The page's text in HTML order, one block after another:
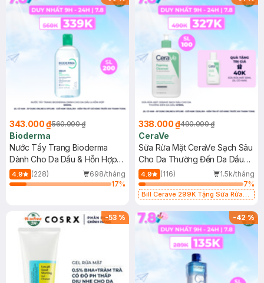
343.000 ₫560.000 ₫
Bioderma
Nước Tẩy Trang Bioderma
Dành Cho Da Dầu & Hỗn Hợp
500ml
4.9 (228)
698/tháng
17%
338.000 ₫490.000 ₫
CeraVe
Sữa Rửa Mặt CeraVe Sạch Sâu
Cho Da Thường Đến Da Dầu
473ml
4.9 (116)
1.5k/tháng
7%
Bill Cerave 299K Tặng Sữa Rửa
-53 % -42%